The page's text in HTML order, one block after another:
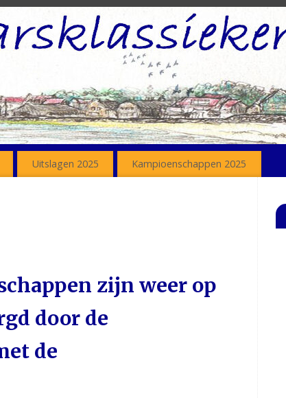
Uitslagen 2025 Kampioenschappen 2025
zijn weer op
door de
de